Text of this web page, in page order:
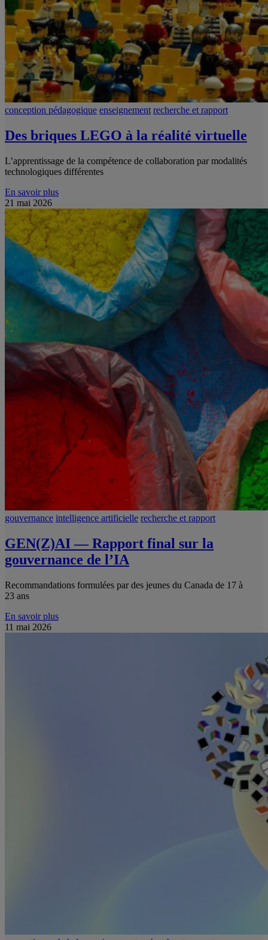
conception pédagogique enseignement recherche et rapport
Des briques LEGO à la réalité virtuelle
L’apprentissage de la compétence de collaboration par modalités
technologiques différentes
En savoir plus
21 mai 2026
gouvernance intelligence artificielle recherche et rapport
GEN(Z)AI — Rapport final sur la
gouvernance de l’IA
Recommandations formulées par des jeunes du Canada de 17 à
23 ans
En savoir plus
11 mai 2026